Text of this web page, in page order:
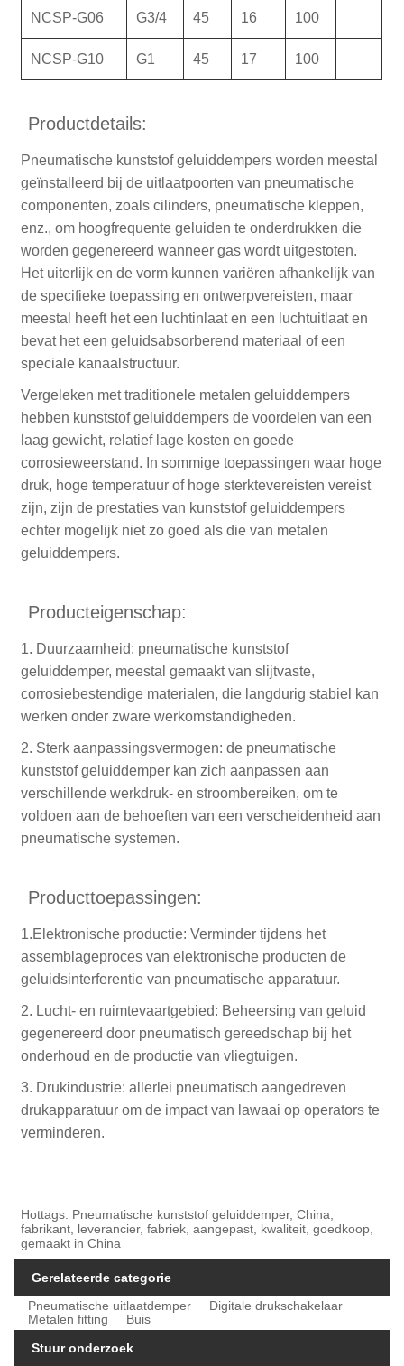
NCSP-G06 G3/4 45 16 100
NCSP-G10 G1 45 17 100
Productdetails:
Pneumatische kunststof geluiddempers worden meestal
geïnstalleerd bij de uitlaatpoorten van pneumatische
componenten, zoals cilinders, pneumatische kleppen,
enz., om hoogfrequente geluiden te onderdrukken die
worden gegenereerd wanneer gas wordt uitgestoten.
Het uiterlijk en de vorm kunnen variëren afhankelijk van
de specifieke toepassing en ontwerpvereisten, maar
meestal heeft het een luchtinlaat en een luchtuitlaat en
bevat het een geluidsabsorberend materiaal of een
speciale kanaalstructuur.
Vergeleken met traditionele metalen geluiddempers
hebben kunststof geluiddempers de voordelen van een
laag gewicht, relatief lage kosten en goede
corrosieweerstand. In sommige toepassingen waar hoge
druk, hoge temperatuur of hoge sterktevereisten vereist
zijn, zijn de prestaties van kunststof geluiddempers
echter mogelijk niet zo goed als die van metalen
geluiddempers.
Producteigenschap:
1. Duurzaamheid: pneumatische kunststof
geluiddemper, meestal gemaakt van slijtvaste,
corrosiebestendige materialen, die langdurig stabiel kan
werken onder zware werkomstandigheden.
2. Sterk aanpassingsvermogen: de pneumatische
kunststof geluiddemper kan zich aanpassen aan
verschillende werkdruk- en stroombereiken, om te
voldoen aan de behoeften van een verscheidenheid aan
pneumatische systemen.
Producttoepassingen:
1.Elektronische productie: Verminder tijdens het
assemblageproces van elektronische producten de
geluidsinterferentie van pneumatische apparatuur.
2. Lucht- en ruimtevaartgebied: Beheersing van geluid
gegenereerd door pneumatisch gereedschap bij het
onderhoud en de productie van vliegtuigen.
3. Drukindustrie: allerlei pneumatisch aangedreven
drukapparatuur om de impact van lawaai op operators te
verminderen.
Hottags: Pneumatische kunststof geluiddemper, China,
fabrikant, leverancier, fabriek, aangepast, kwaliteit, goedkoop,
gemaakt in China
Gerelateerde categorie
Pneumatische uitlaatdemper
Digitale drukschakelaar
Metalen fitting
Buis
Stuur onderzoek